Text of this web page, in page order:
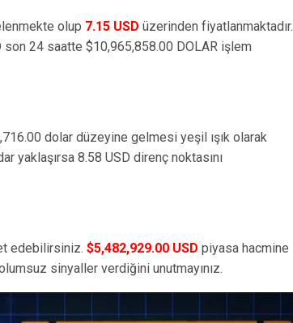
olup 7.15 USD üzerinden fiyatlanmaktadır.
son 24 saatte $10,965,858.00 DOLAR işlem
dolar düzeyine gelmesi yeşil ışık olarak
yaklaşırsa 8.58 USD direnç noktasını
edebilirsiniz. $5,482,929.00 USD piyasa hacmine
sinyaller verdiğini unutmayınız.